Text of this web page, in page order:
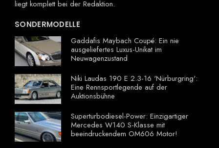
liegt komplett bei der Redaktion.
SONDERMODELLE
Gaddafis Maybach Coupé: Ein nie
ausgeliefertes Luxus-Unikat im
Neuwagenzustand
Niki Laudas 190 E 2.3-16 'Nürburgring':
Eine Rennsportlegende auf der
Auktionsbühne
Superturbodiesel-Power: Einzigartiger
Mercedes W140 S-Klasse mit
beeindruckendem OM606 Motor!